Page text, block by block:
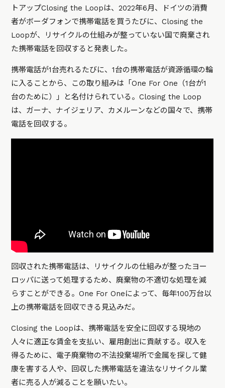
トアップClosing the Loopは、2022年6月、ドイツの消費
者がボーダフォンで携帯電話を買うたびに、Closing the
Loopが、リサイクルの仕組みが整っていない国で廃棄され
た携帯電話を回収すると発表した。
携帯電話が1台売れるたびに、1台の携帯電話が資源循環の輪
に入ることから、この取り組みは「One For One（1台が1
台のために）」と名付けられている。Closing the Loop
は、ガーナ、ナイジェリア、カメルーンなどの国々で、携帯
電話を回収する。
回収された携帯電話は、リサイクルの仕組みが整ったヨー
ロッパに送って処理するため、廃棄物の不適切な処理を減
らすことができる。One For Oneによって、毎年100万台以
上の携帯電話を回収できる見込みだ。
Closing the Loopは、携帯電話を安全に回収する現地の
人々に適正な賃金を支払い、雇用創出に貢献する。収入を
得るために、電子廃棄物の不法投棄場所で金属を探して健
康を害する人や、回収した携帯電話を違法なリサイクル業
者に売る人が減ることを願いたい。